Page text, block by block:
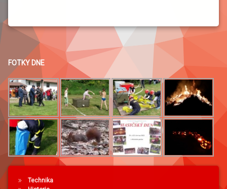
FOTKY DNE
Technika